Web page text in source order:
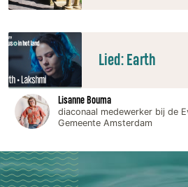
Lied: Earth
Lisanne Bouma
diaconaal medewerker bij de
Gemeente Amsterdam